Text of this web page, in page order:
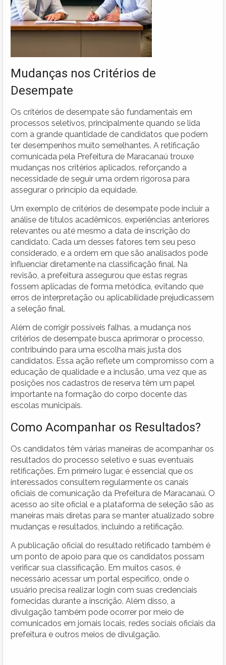
Mudanças nos Critérios de
Desempate
Os critérios de desempate são fundamentais em
processos seletivos, principalmente quando se lida
com a grande quantidade de candidatos que podem
ter desempenhos muito semelhantes. A retificação
comunicada pela Prefeitura de Maracanaú trouxe
mudanças nos critérios aplicados, reforçando a
necessidade de seguir uma ordem rigorosa para
assegurar o princípio da equidade.
Um exemplo de critérios de desempate pode incluir a
análise de títulos acadêmicos, experiências anteriores
relevantes ou até mesmo a data de inscrição do
candidato. Cada um desses fatores tem seu peso
considerado, e a ordem em que são analisados pode
influenciar diretamente na classificação final. Na
revisão, a prefeitura assegurou que estas regras
fossem aplicadas de forma metódica, evitando que
erros de interpretação ou aplicabilidade prejudicassem
a seleção final.
Além de corrigir possíveis falhas, a mudança nos
critérios de desempate busca aprimorar o processo,
contribuindo para uma escolha mais justa dos
candidatos. Essa ação reflete um compromisso com a
educação de qualidade e a inclusão, uma vez que as
posições nos cadastros de reserva têm um papel
importante na formação do corpo docente das
escolas municipais.
Como Acompanhar os Resultados?
Os candidatos têm várias maneiras de acompanhar os
resultados do processo seletivo e suas eventuais
retificações. Em primeiro lugar, é essencial que os
interessados consultem regularmente os canais
oficiais de comunicação da Prefeitura de Maracanaú. O
acesso ao site oficial e a plataforma de seleção são as
maneiras mais diretas para se manter atualizado sobre
mudanças e resultados, incluindo a retificação.
A publicação oficial do resultado retificado também é
um ponto de apoio para que os candidatos possam
verificar sua classificação. Em muitos casos, é
necessário acessar um portal específico, onde o
usuário precisa realizar login com suas credenciais
fornecidas durante a inscrição. Além disso, a
divulgação também pode ocorrer por meio de
comunicados em jornais locais, redes sociais oficiais da
prefeitura e outros meios de divulgação.